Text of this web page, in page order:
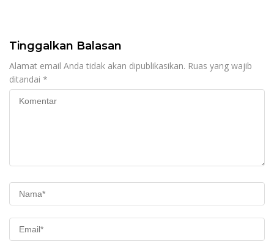
Tinggalkan Balasan
Alamat email Anda tidak akan dipublikasikan. Ruas yang wajib
ditandai *